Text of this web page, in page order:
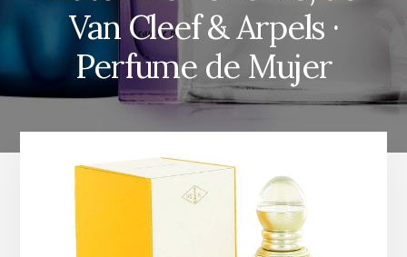
Van Cleef & Arpels ·
Perfume de Mujer